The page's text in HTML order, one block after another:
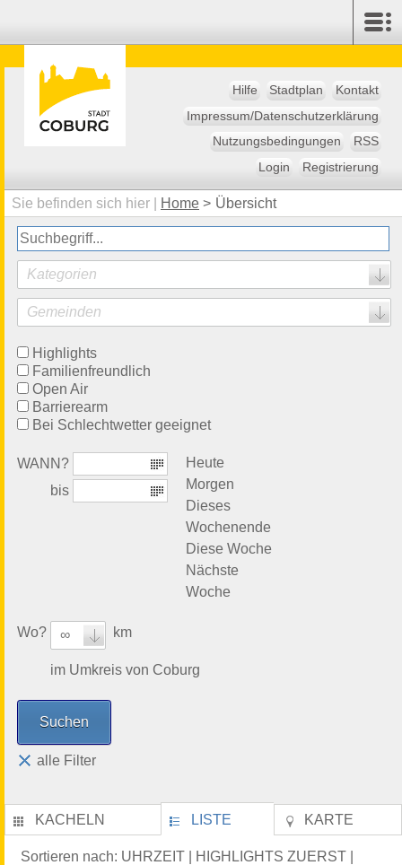
Hilfe Stadtplan
Kontakt
Impressum/Datenschutzerklärung
Nutzungsbedingungen
RSS
Login
Registrierung
Sie befinden sich hier | Home > Übersicht
Kategorien
Gemeinden
Highlights
Familienfreundlich
Open Air
Barrierearm
Bei Schlechtwetter geeignet
WANN?
bis
Heute
Morgen
Dieses
Wochenende
Diese Woche
Nächste
Woche
Wo? ∞ km
im Umkreis von Coburg
alle Filter
KACHELN LISTE KARTE
Sortieren nach: UHRZEIT HIGHLIGHTS ZUERST